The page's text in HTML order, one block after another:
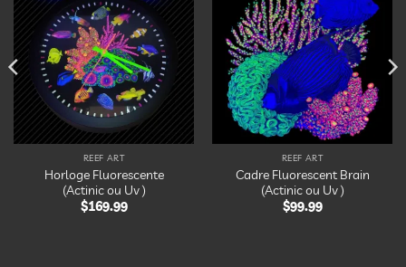
Ajouter
à la
liste
d’envies
REEF ART
Horloge Fluorescente
(Actinic ou Uv )
$169.99
Ajouter
à la
liste
d’envies
REEF ART
Cadre Fluorescent Brain
(Actinic ou Uv )
$99.99